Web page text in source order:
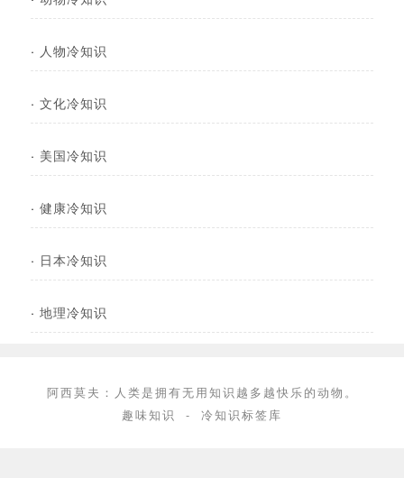
· 人物冷知识
· 文化冷知识
· 美国冷知识
· 健康冷知识
· 日本冷知识
· 地理冷知识
阿西莫夫：人类是拥有无用知识越多越快乐的动物。
趣味知识
- 冷知识标签库